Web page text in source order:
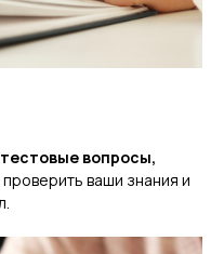
тестовые вопросы,
ваши знания и